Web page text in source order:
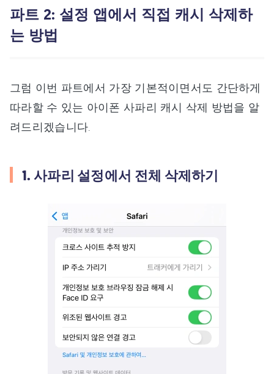
파트 2: 설정 앱에서 직접 캐시 삭제하
는 방법
그럼 이번 파트에서 가장 기본적이면서도 간단하게
따라할 수 있는 아이폰 사파리 캐시 삭제 방법을 알
려드리겠습니다.
1. 사파리 설정에서 전체 삭제하기